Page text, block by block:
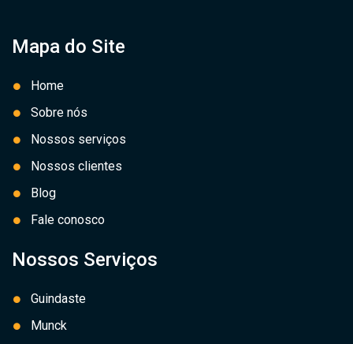
Mapa do Site
Home
Sobre nós
Nossos serviços
Nossos clientes
Blog
Fale conosco
Nossos Serviços
Guindaste
Munck